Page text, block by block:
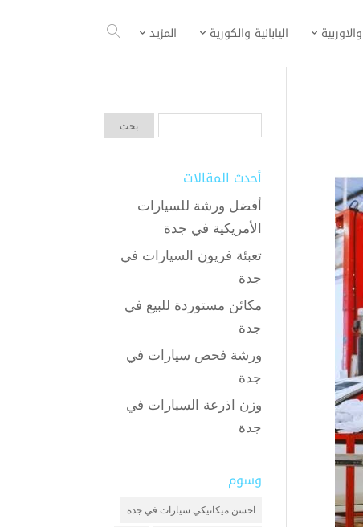
اليابانية والكورية المزيد
أحدث المقالات
أفضل ورشة للسيارات
الأمريكية في جدة
تعبئة فريون السيارات في
جدة
مكائن مستوردة للبيع في
جدة
ورشة فحص سيارات في
جدة
وزن اذرعة السيارات في
جدة
وسوم
احسن ميكانيكي سيارات في جدة